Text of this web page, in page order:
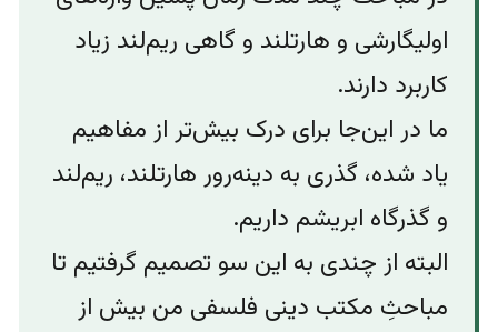
اولیگارشی و هارتلند و گاهی ریم‌لند زیاد
کاربرد دارند.
ما در این‌جا برای درک بیش‌تر از مفاهیم
یاد شده، گذری به دینه‌رور هارتلند، ریم‌لند
و گذرگاه ابریشم داریم.
البته از چندی به این سو تصمیم گرفتیم تا
مباحثِ مکتب دینی فلسفی من بیش از